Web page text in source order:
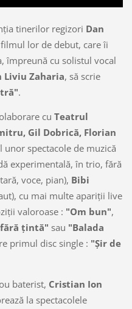
tinerilor regizori Dan
lor de debut, care îi
împreună cu solistul vocal
Liviu Zaharia, să scrie
.
cu Teatrul
Gil Dobrică, Florian
spectacole de muzică
experimentală, în trio, fără
voce, pian), Bibi
cu mai multe apariţii live
valoroase : "Om bun",
ţintă" sau "Balada
primul disc single : "Şir de
baterist, Cristian Ion
la spectacolele